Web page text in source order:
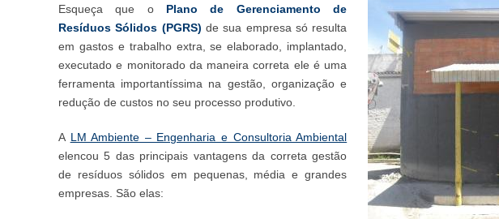
Esqueça que o Plano de Gerenciamento de
Resíduos Sólidos (PGRS) de sua empresa só resulta
em gastos e trabalho extra, se elaborado, implantado,
executado e monitorado da maneira correta ele é uma
ferramenta importantíssima na gestão, organização e
redução de custos no seu processo produtivo.
A LM Ambiente – Engenharia e Consultoria Ambiental
elencou 5 das principais vantagens da correta gestão
de resíduos sólidos em pequenas, média e grandes
empresas. São elas: